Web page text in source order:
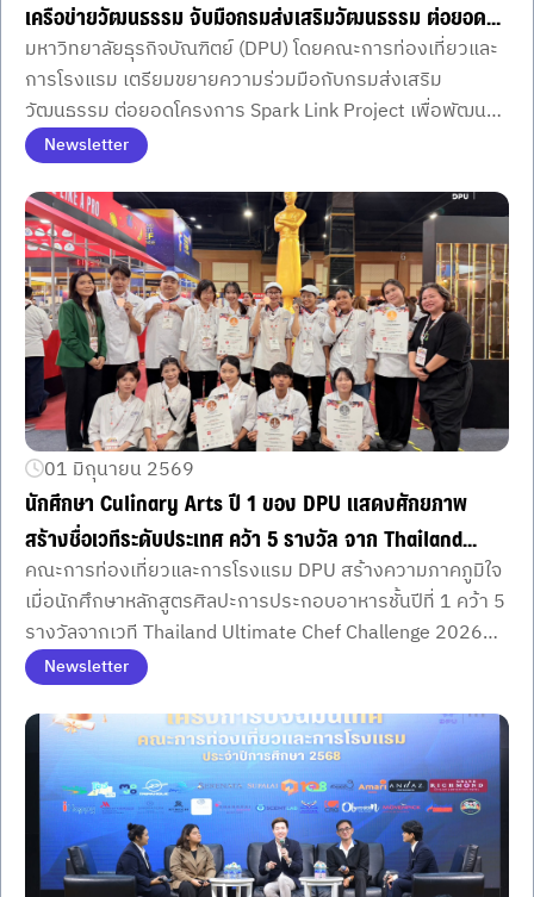
เครือข่ายวัฒนธรรม จับมือกรมส่งเสริมวัฒนธรรม ต่อยอด
จากงาน Spark Link Project พัฒนานักศึกษารุ่นใหม่
มหาวิทยาลัยธุรกิจบัณฑิตย์ (DPU) โดยคณะการท่องเที่ยวและ
การโรงแรม เตรียมขยายความร่วมมือกับกรมส่งเสริม
วัฒนธรรม ต่อยอดโครงการ Spark Link Project เพื่อพัฒนา
นักศึกษาให้เชื่อมโยงมิติการท่องเที่ยวกับวัฒนธรรมไทย สร้าง
ทักษะวิชาชีพและตอบโจทย์อุตสาหกรรมท่องเที่ยวเชิงคุณค่าใน
อนาคต
Newsletter
01 มิถุนายน 2569
นักศึกษา Culinary Arts ปี 1 ของ DPU แสดงศักยภาพ
สร้างชื่อเวทีระดับประเทศ คว้า 5 รางวัล จาก Thailand
Ultimate Chef Challenge 2026
คณะการท่องเที่ยวและการโรงแรม DPU สร้างความภาคภูมิใจ
เมื่อนักศึกษาหลักสูตรศิลปะการประกอบอาหารชั้นปีที่ 1 คว้า 5
รางวัลจากเวที Thailand Ultimate Chef Challenge 2026
สะท้อนศักยภาพการเรียนรู้ผ่านการปฏิบัติจริงตั้งแต่ปีแรก
Newsletter